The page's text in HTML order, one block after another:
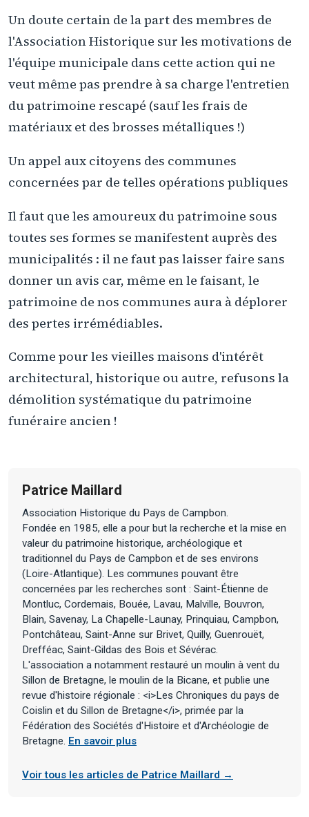
Un doute certain de la part des membres de
l'Association Historique sur les motivations de
l'équipe municipale dans cette action qui ne
veut même pas prendre à sa charge l'entretien
du patrimoine rescapé (sauf les frais de
matériaux et des brosses métalliques !)
Un appel aux citoyens des communes
concernées par de telles opérations publiques
Il faut que les amoureux du patrimoine sous
toutes ses formes se manifestent auprès des
municipalités : il ne faut pas laisser faire sans
donner un avis car, même en le faisant, le
patrimoine de nos communes aura à déplorer
des pertes irrémédiables.
Comme pour les vieilles maisons d'intérêt
architectural, historique ou autre, refusons la
démolition systématique du patrimoine
funéraire ancien !
Patrice Maillard
Association Historique du Pays de Campbon.
Fondée en 1985, elle a pour but la recherche et la mise en
valeur du patrimoine historique, archéologique et
traditionnel du Pays de Campbon et de ses environs
(Loire-Atlantique). Les communes pouvant être
concernées par les recherches sont : Saint-Étienne de
Montluc, Cordemais, Bouée, Lavau, Malville, Bouvron,
Blain, Savenay, La Chapelle-Launay, Prinquiau, Campbon,
Pontchâteau, Saint-Anne sur Brivet, Quilly, Guenrouët,
Drefféac, Saint-Gildas des Bois et Sévérac.
L'association a notamment restauré un moulin à vent du
Sillon de Bretagne, le moulin de la Bicane, et publie une
revue d'histoire régionale : <i>Les Chroniques du pays de
Coislin et du Sillon de Bretagne</i>, primée par la
Fédération des Sociétés d'Histoire et d'Archéologie de
Bretagne. En savoir plus
Voir tous les articles de Patrice Maillard →